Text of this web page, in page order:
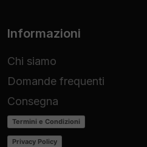
Informazioni
Chi siamo
Domande frequenti
Consegna
Termini e Condizioni
Privacy Policy